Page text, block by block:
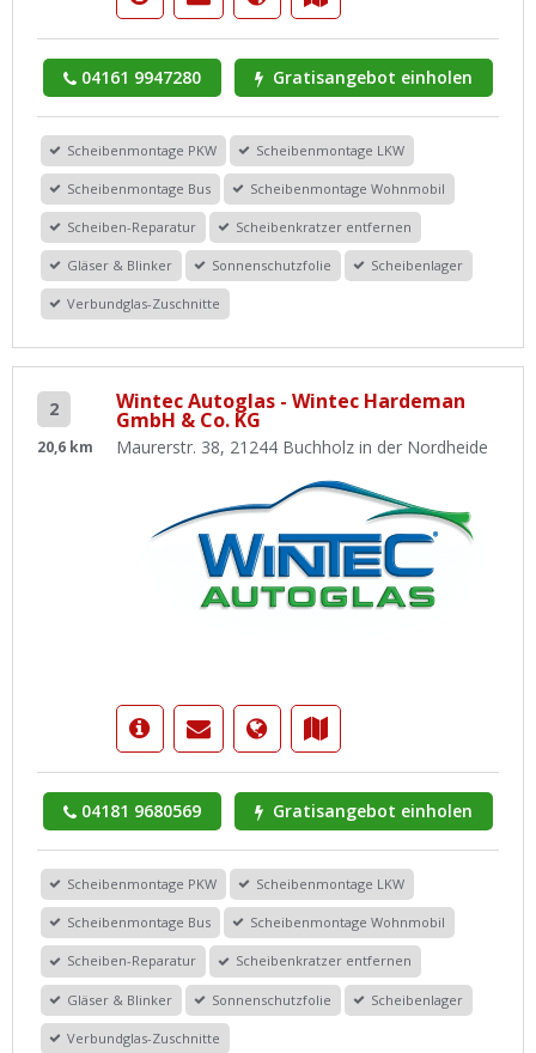
04161 9947280 Gratisangebot einholen
Scheibenmontage PKW Scheibenmontage LKW
Scheibenmontage Bus Scheibenmontage Wohnmobil
Scheiben-Reparatur Scheibenkratzer entfernen
Gläser & Blinker Sonnenschutzfolie Scheibenlager
Verbundglas-Zuschnitte
2
20,6 km
Wintec Autoglas - Wintec Hardeman
GmbH & Co. KG
Maurerstr. 38, 21244 Buchholz in der Nordheide
04181 9680569 Gratisangebot einholen
Scheibenmontage PKW Scheibenmontage LKW
Scheibenmontage Bus Scheibenmontage Wohnmobil
Scheiben-Reparatur Scheibenkratzer entfernen
Gläser & Blinker Sonnenschutzfolie Scheibenlager
Verbundglas-Zuschnitte